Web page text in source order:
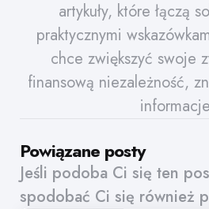
Powiązane posty
Jeśli podoba Ci się ten
spodobać Ci się również
artykuły, które łączą
praktycznymi
chce zwiększyć swoje
finansową niezależność,